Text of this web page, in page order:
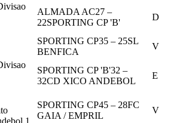
ALMADA AC27 –
22SPORTING CP 'B'
D
SPORTING CP35 – 25SL
BENFICA
V
SPORTING CP 'B'32 –
32CD XICO ANDEBOL
E
1
SPORTING CP45 – 28FC
GAIA / EMPRIL
V